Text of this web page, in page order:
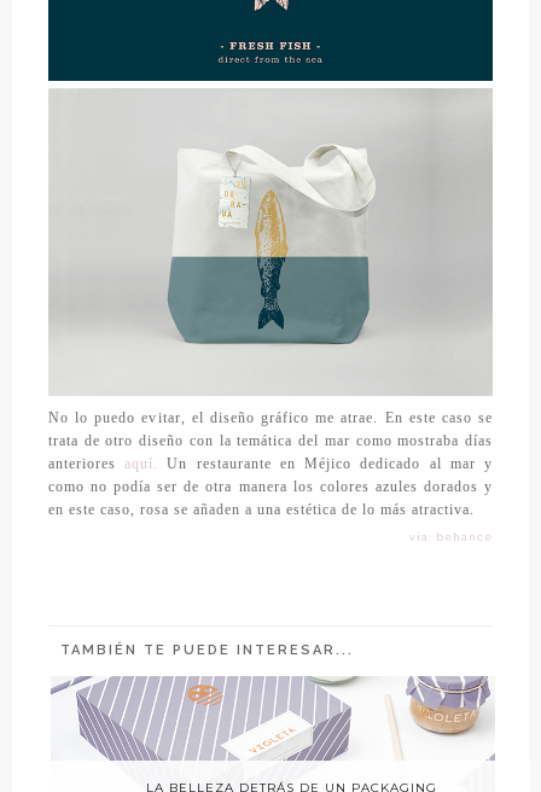
No lo puedo evitar, el diseño gráfico me atrae. En este caso se
trata de otro diseño con la temática del mar como mostraba días
anterioresaquí.
Un restaurante en Méjico dedicado al mar y
como no podía ser de otra manera los colores azules dorados y
en este caso, rosa se añaden a una estética de lo más atractiva.
vía: behance
TAMBIÉN TE PUEDE INTERESAR...
LA BELLEZA DETRÁS DE UN PACKAGING